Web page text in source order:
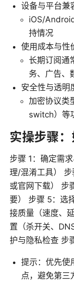
设备与平台兼
iOS/
持情况
使用成本与性
长期订阅通
务、广告、
安全性与透明
加密协议类
switch）等
实操步骤
步骤 1：确定需
理/混淆工具）
或官网下载） 步
要） 步骤 5：选
接质量（速度、
置（杀开关、
护与隐私检查 步
提示：优先使
点，避免第三